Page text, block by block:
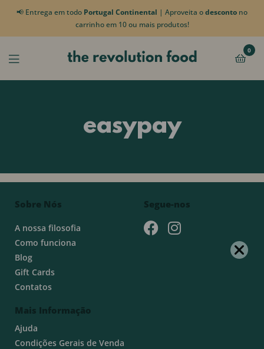
📢 Entrega em todo Portugal Continental | Aproveita odesconto no
carrinho em 10 ou mais produtos!
0
easypay
Sobre Nós
A nossa filosofia
Como funciona
Blog
Gift Cards
Contatos
Mais Informação
Ajuda
Condições Gerais de Venda
Segue-nos